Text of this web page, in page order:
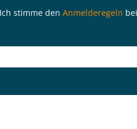
Ich stimme den Anmelderegeln